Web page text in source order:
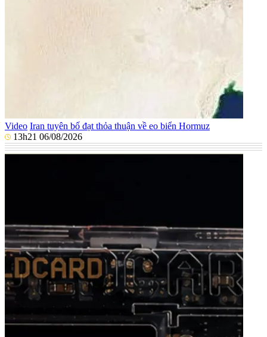
Video Iran tuyên bố đạt thỏa thuận về eo biển Hormuz
13h21 06/08/2026